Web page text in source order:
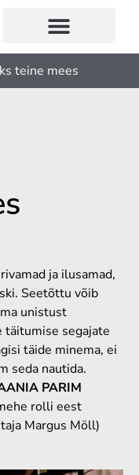
teine mees
ja ilusamad,
Seetõttu võib
unistust
täitumise segajate
täide minema, ei
seda nautida.
PARIM
rolli eest
Margus Möll)